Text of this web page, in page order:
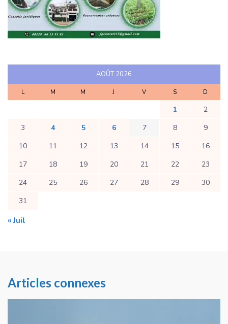
AOÛT 2026
L M M J V S D
1
2
3
4 5 6 7 8
9
10
11 12 13 14 15
16
17
18 19 20 21 22
23
24
25 26 27 28 29
30
31
« Juil
Articles connexes